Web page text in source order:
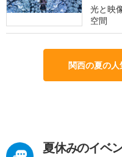
光と映
空間
関西の夏の
夏休みのイベ